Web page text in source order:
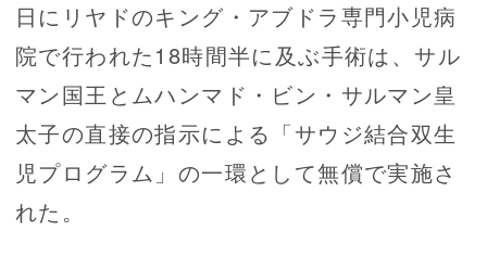
日にリヤドのキング・アブドラ専門小児病
院で行われた18時間半に及ぶ手術は、サル
マン国王とムハンマド・ビン・サルマン皇
太子の直接の指示による「サウジ結合双生
児プログラム」の一環として無償で実施さ
れた。